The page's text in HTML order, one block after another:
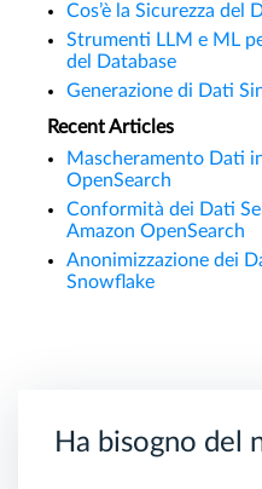
Cos’è la Sicurezza del
Strumenti LLM e ML
del Database
Generazione di Dati
Recent Articles
Mascheramento Dati
OpenSearch
Conformità dei Dati
Amazon OpenSearch
Anonimizzazione dei
Snowflake
Ha bisogno del